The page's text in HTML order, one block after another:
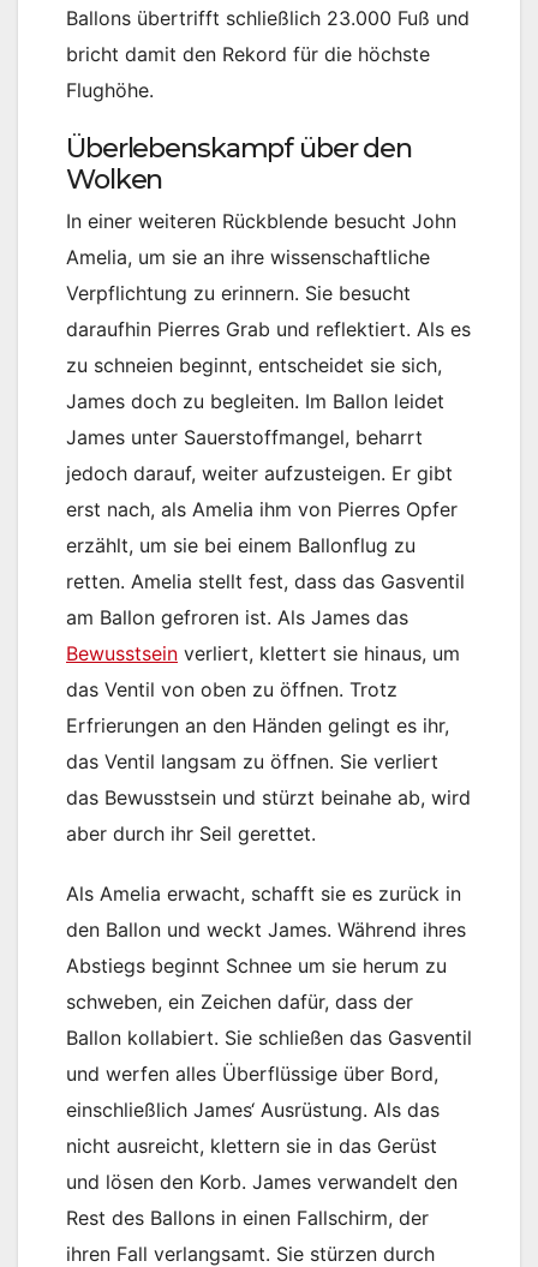
Ballons übertrifft schließlich 23.000 Fuß und
bricht damit den Rekord für die höchste
Flughöhe.
Überlebenskampf über den
Wolken
In einer weiteren Rückblende besucht John
Amelia, um sie an ihre wissenschaftliche
Verpflichtung zu erinnern. Sie besucht
daraufhin Pierres Grab und reflektiert. Als es
zu schneien beginnt, entscheidet sie sich,
James doch zu begleiten. Im Ballon leidet
James unter Sauerstoffmangel, beharrt
jedoch darauf, weiter aufzusteigen. Er gibt
erst nach, als Amelia ihm von Pierres Opfer
erzählt, um sie bei einem Ballonflug zu
retten. Amelia stellt fest, dass das Gasventil
am Ballon gefroren ist. Als James das
Bewusstsein verliert, klettert sie hinaus, um
das Ventil von oben zu öffnen. Trotz
Erfrierungen an den Händen gelingt es ihr,
das Ventil langsam zu öffnen. Sie verliert
das Bewusstsein und stürzt beinahe ab, wird
aber durch ihr Seil gerettet.
Als Amelia erwacht, schafft sie es zurück in
den Ballon und weckt James. Während ihres
Abstiegs beginnt Schnee um sie herum zu
schweben, ein Zeichen dafür, dass der
Ballon kollabiert. Sie schließen das Gasventil
und werfen alles Überflüssige über Bord,
einschließlich James‘ Ausrüstung. Als das
nicht ausreicht, klettern sie in das Gerüst
und lösen den Korb. James verwandelt den
Rest des Ballons in einen Fallschirm, der
ihren Fall verlangsamt. Sie stürzen durch